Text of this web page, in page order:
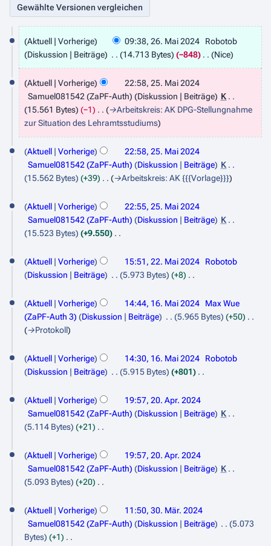
2
M
0
Aktuell Vorherige 09:38, 26. Mai 2024
Robotob
Diskussion
Beiträge 14.713 Bytes −848 Nice
2
a
2
Aktuell Vorherige
22:58, 25. Mai 2024
Samuel081542 (ZaPF-Auth) Diskussion Beiträge
K
15.561 Bytes
−1 →Arbeitskreis: AK DPG-Stellungnahme
zur Situation des Lehramtsstudiums
Aktuell Vorherige
22:58, 25. Mai 2024
Samuel081542 (ZaPF-Auth) Diskussion Beiträge
K
15.562 Bytes
+39 →Arbeitskreis: AK {{{Vorlage}}}
Aktuell Vorherige
22:55, 25. Mai 2024
Samuel081542 (ZaPF-Auth) Diskussion Beiträge
K
15.523 Bytes
+9.550
e
i
e
B
e
b
e
t
u
n
s
u
a
m
m
2
M
2
4
Aktuell Vorherige 15:51, 22. Mai 2024
Robotob
Diskussion
Beiträge 5.973 Bytes
+8
e
i
n
B
e
b
u
n
g
z
u
s
1
a
2
4
Aktuell Vorherige 14:44, 16. Mai 2024
Max Wue
(ZaPF-Auth 3)
Diskussion Beiträge 5.965 Bytes
+50
→Protokoll
Aktuell Vorherige 14:30, 16. Mai 2024
Robotob
Diskussion
Beiträge 5.915 Bytes
+801
e
n
B
a
e
2
p
l
Aktuell Vorherige
19:57, 20. Apr. 2024
Samuel081542 (ZaPF-Auth) Diskussion Beiträge
K
5.114 Bytes
+21
e
n
B
a
Aktuell Vorherige
19:57, 20. Apr. 2024
Samuel081542 (ZaPF-Auth) Diskussion Beiträge
K
5.093 Bytes
+20
e
n
3
Aktuell Vorherige
11:50, 30. Mär. 2024
Samuel081542 (ZaPF-Auth) Diskussion Beiträge
5.073
Bytes
+1